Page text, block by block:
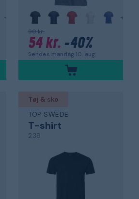
+ +
90 kr.
54 kr. -40%
Sendes mandag 10. aug.
Tøj & sko
TOP SWEDE
T-shirt
239